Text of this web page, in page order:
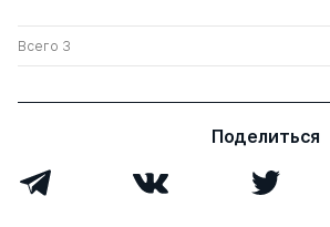
Всего 3
Поделиться